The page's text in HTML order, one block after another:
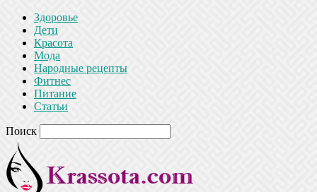
Здоровье
Дети
Красота
Мода
Народные рецепты
Фитнес
Питание
Статьи
Поиск